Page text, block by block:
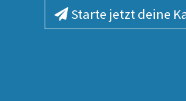
Starte jetzt deine